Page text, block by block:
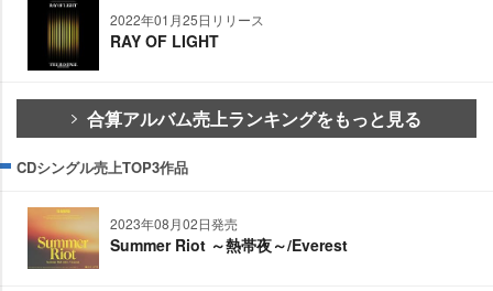
2022年01月25日リリース
RAY OF LIGHT
合算アルバム売上ランキングをもっと見る
CDシングル売上TOP3作品
2023年08月02日発売
Summer Riot ～熱帯夜～/Everest